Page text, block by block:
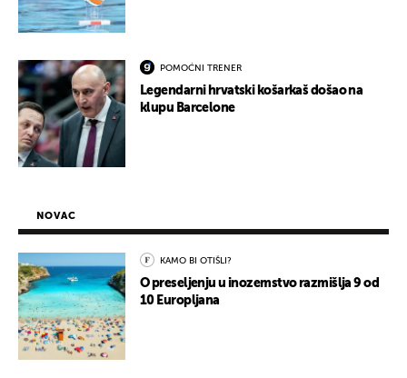
POMOĆNI TRENER
Legendarni hrvatski košarkaš došao na
klupu Barcelone
NOVAC
KAMO BI OTIŠLI?
O preseljenju u inozemstvo razmišlja 9 od
10 Europljana